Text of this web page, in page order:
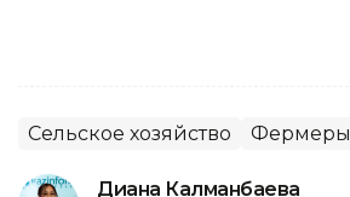
Сельское хозяйство Фермеры
Диана Калманбаева